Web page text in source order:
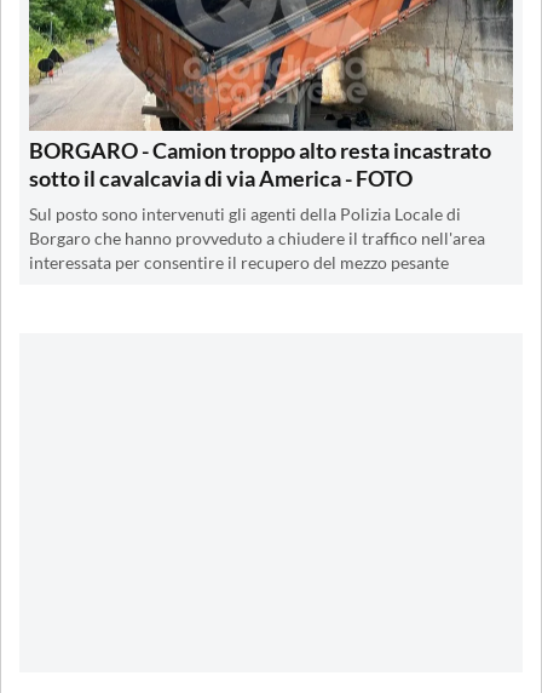
BORGARO - Camion troppo alto resta incastrato
sotto il cavalcavia di via America - FOTO
Sul posto sono intervenuti gli agenti della Polizia Locale di
Borgaro che hanno provveduto a chiudere il traffico nell'area
interessata per consentire il recupero del mezzo pesante